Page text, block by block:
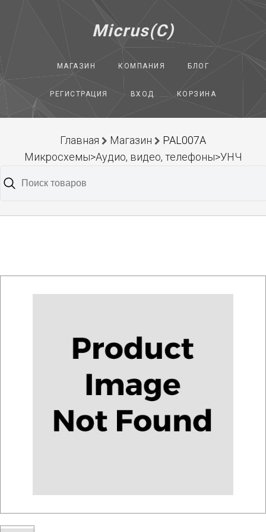
Micrus(C)
МАГАЗИН КОМПАНИЯ БЛОГ
РЕГИСТРАЦИЯ ВХОД КОРЗИНА
Главная Магазин
PAL007A
Микросхемы>Аудио, видео, телефоны>УНЧ